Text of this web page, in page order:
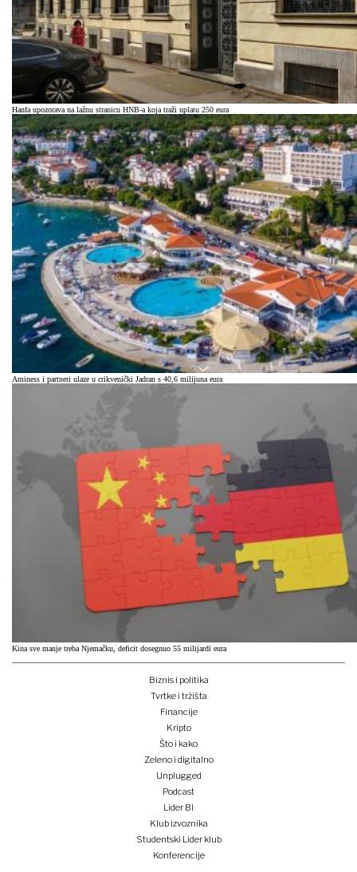
Hanfa upozorava na lažnu stranicu HNB-a koja traži uplatu 250 eura
Aminess i partneri ulaze u crikvenički Jadran s 40,6 milijuna eura
Kina sve manje treba Njemačku, deficit dosegnuo 55 milijardi eura
Biznis i politika
Tvrtke i tržišta
Financije
Kripto
Što i kako
Zeleno i digitalno
Unplugged
Podcast
Lider BI
Klub izvoznika
Studentski Lider klub
Konferencije